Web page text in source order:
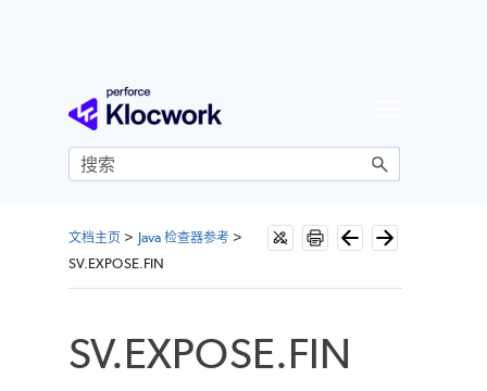
跳到主内容
文档主页 > Java 检查器参考 >
SV.EXPOSE.FIN
SV.EXPOSE.FIN